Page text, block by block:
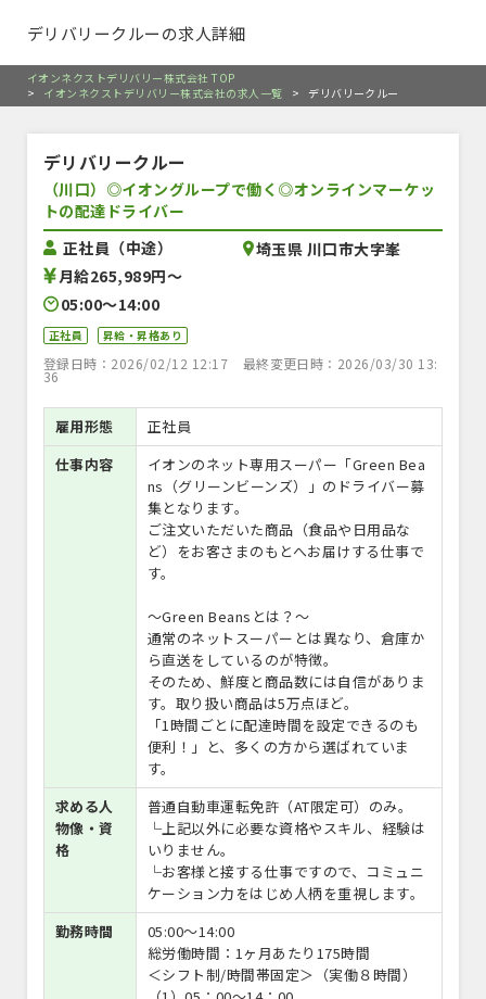
デリバリークルーの求人詳細
イオンネクストデリバリー株式会社 TOP
>
イオンネクストデリバリー株式会社の求人一覧 > デリバリークルー
デリバリークルー
（川口）◎イオングループで働く◎オンラインマーケッ
トの配達ドライバー
正社員（中途）
月給265,989円〜
05:00〜14:00
埼玉県 川口市大字峯
正社員 昇給・昇格あり
登録日時：2026/02/12 12:17 最終変更日時：2026/03/30 13:
36
雇用形態
正社員
仕事内容
イオンのネット専用スーパー「Green Bea
ns（グリーンビーンズ）」のドライバー募
集となります。
ご注文いただいた商品（食品や日用品な
ど）をお客さまのもとへお届けする仕事で
す。
～Green Beansとは？～
通常のネットスーパーとは異なり、倉庫か
ら直送をしているのが特徴。
そのため、鮮度と商品数には自信がありま
す。取り扱い商品は5万点ほど。
「1時間ごとに配達時間を設定できるのも
便利！」と、多くの方から選ばれていま
す。
求める人
物像・資
格
普通自動車運転免許（AT限定可）のみ。
└上記以外に必要な資格やスキル、経験は
いりません。
└お客様と接する仕事ですので、コミュニ
ケーション力をはじめ人柄を重視します。
勤務時間
05:00〜14:00
総労働時間：1ヶ月あたり175時間
＜シフト制/時間帯固定＞（実働８時間）